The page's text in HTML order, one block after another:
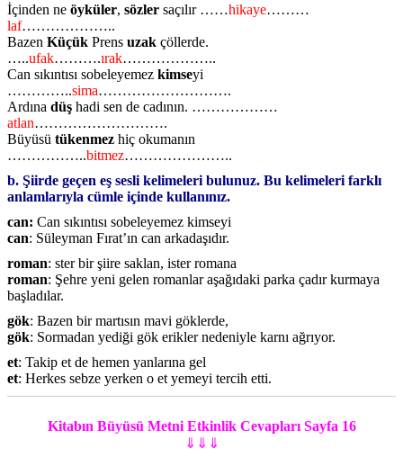
İçinden ne öyküler, sözler saçılır ……hikaye………
laf………………..
Bazen Küçük Prens uzak çöllerde.
…..ufak……….ırak………………..
Can sıkıntısı sobeleyemez kimseyi
…………..sima……………………….
Ardına düş hadi sen de cadının. ………………
atlan……………………….
Büyüsü tükenmez hiç okumanın
……………..bitmez…………………..
b. Şiirde geçen eş sesli kelimeleri bulunuz. Bu kelimeleri farklı
anlamlarıyla cümle içinde kullanınız.
can: Can sıkıntısı sobeleyemez kimseyi
can: Süleyman Fırat’ın can arkadaşıdır.
roman: ster bir şiire saklan, ister romana
roman: Şehre yeni gelen romanlar aşağıdaki parka çadır kurmaya
başladılar.
gök: Bazen bir martısın mavi göklerde,
gök: Sormadan yediği gök erikler nedeniyle karnı ağrıyor.
et: Takip et de hemen yanlarına gel
et: Herkes sebze yerken o et yemeyi tercih etti.
Kitabın Büyüsü Metni Etkinlik Cevapları Sayfa 16
⇓⇓⇓